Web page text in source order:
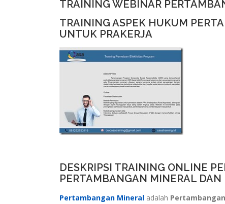
TRAINING WEBINAR
TRAINING ASPEK HUKUM
UNTUK PRAKERJA
DESKRIPSI TRAINING ONLINE
PERTAMBANGAN MINERAL DAN
Pertambangan Mineral adalah Pertambangan